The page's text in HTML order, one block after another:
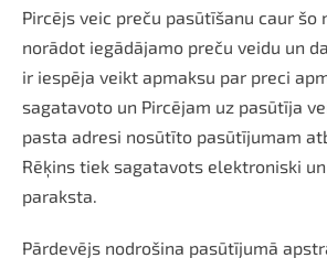
Pircējs veic preču pasūtīšanu caur šo
norādot iegādājamo preču veidu un
ir iespēja veikt apmaksu par preci
sagatavoto un Pircējam uz pasūtīja
pasta adresi nosūtīto pasūtījumam
Rēķins tiek sagatavots elektroniski
paraksta.
Pārdevējs nodrošina pasūtījumā